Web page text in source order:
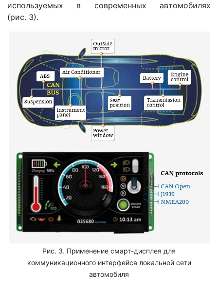
используемых в современных автомобилях
(рис. 3).
Рис. 3. Применение смарт-дисплея для
коммуникационного интерфейса локальной сети
автомобиля